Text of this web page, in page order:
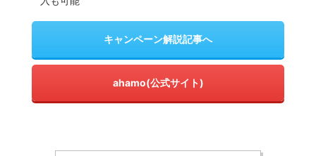
キャンペーン解説記事へ
ahamo(公式サイト)